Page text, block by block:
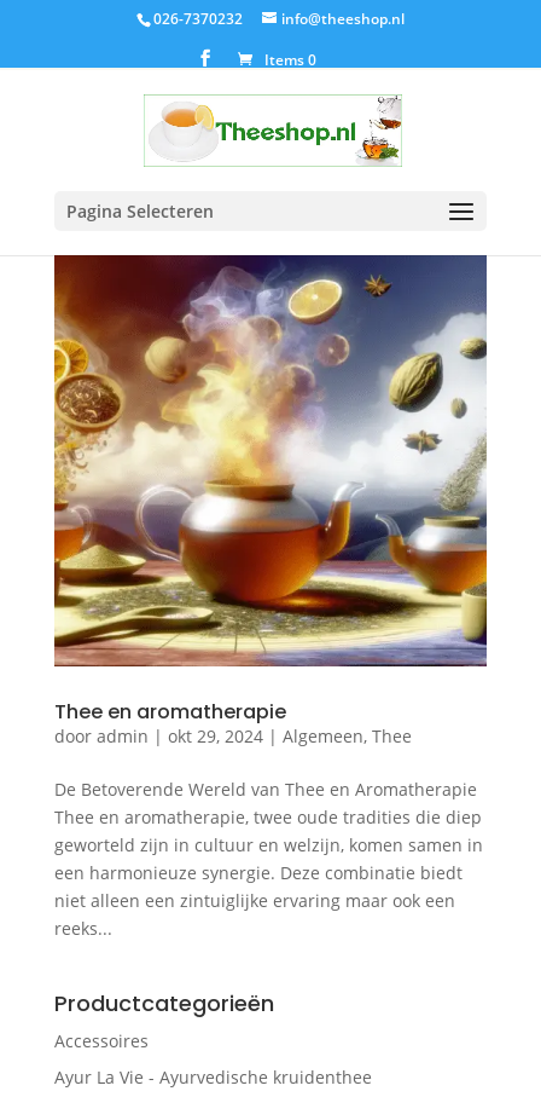
026-7370232
info@theeshop.nl
Items 0
Pagina Selecteren
Thee en aromatherapie
door admin | okt 29, 2024| Algemeen, Thee
De Betoverende Wereld van Thee en Aromatherapie
Thee en aromatherapie, twee oude tradities die diep
geworteld zijn in cultuur en welzijn, komen samen in
een harmonieuze synergie. Deze combinatie biedt
niet alleen een zintuiglijke ervaring maar ook een
reeks...
Productcategorieën
Accessoires
Ayur La Vie - Ayurvedische kruidenthee